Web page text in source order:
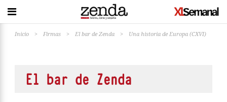
Inicio > Firmas > El bar de Zenda > Una historia de Europa (CXVI)
El bar de Zenda